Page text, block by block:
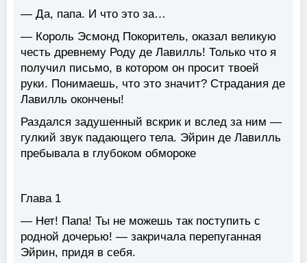
— Да, папа. И что это за…
— Король Эсмонд Покоритель, оказал великую
честь древнему Роду де Лавилль! Только что я
получил письмо, в котором он просит твоей
руки. Понимаешь, что это значит? Страдания де
Лавилль окончены!
Раздался задушенный вскрик и вслед за ним —
гулкий звук падающего тела. Эйрин де Лавилль
пребывала в глубоком обмороке
Глава 1
— Нет! Папа! Ты не можешь так поступить с
родной дочерью! — закричала перепуганная
Эйрин, придя в себя.